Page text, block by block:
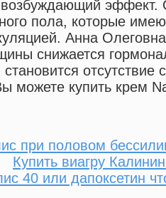
эффект.
пола, которые
Анна
снижается
отсутствие
можете купить крем
при половом
Купить виагру
40 или дапоксетин